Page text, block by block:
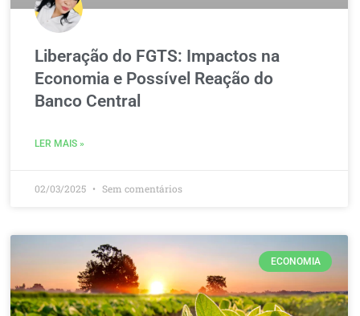
Liberação do FGTS: Impactos na
Economia e Possível Reação do
Banco Central
LER MAIS »
02/03/2025 Sem comentários
ECONOMIA